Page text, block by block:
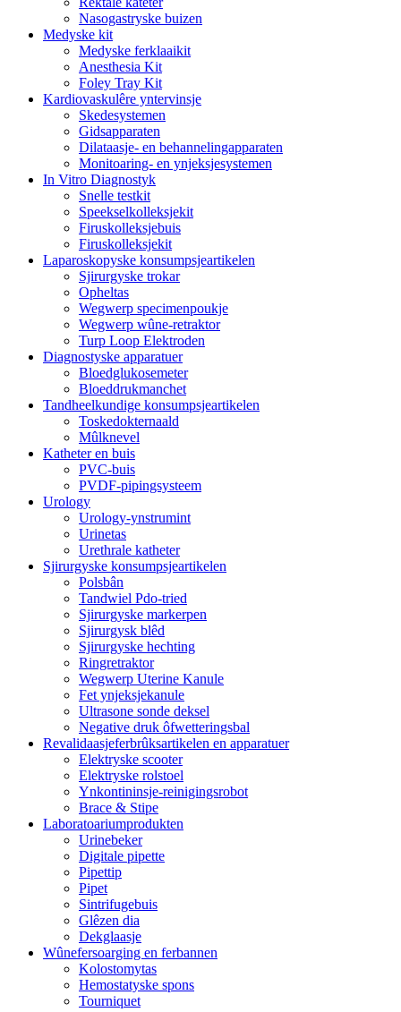
Nasogastryske buizen
Medyske kit
Medyske ferklaaikit
Anesthesia Kit
Foley Tray Kit
Kardiovaskulêre yntervinsje
Skedesystemen
Gidsapparaten
Dilataasje- en behannelingapparaten
Monitoaring- en ynjeksjesystemen
In Vitro Diagnostyk
Snelle testkit
Speekselkolleksjekit
Firuskolleksjebuis
Firuskolleksjekit
Laparoskopyske konsumpsjeartikelen
Sjirurgyske trokar
Opheltas
Wegwerp specimenpoukje
Wegwerp wûne-retraktor
Turp Loop Elektroden
Diagnostyske apparatuer
Bloedglukosemeter
Bloeddrukmanchet
Tandheelkundige konsumpsjeartikelen
Toskedokternaald
Mûlknevel
Katheter en buis
PVC-buis
PVDF-pipingsysteem
Urology
Urology-ynstrumint
Urinetas
Urethrale katheter
Sjirurgyske konsumpsjeartikelen
Polsbân
Tandwiel Pdo-tried
Sjirurgyske markerpen
Sjirurgysk blêd
Sjirurgyske hechting
Ringretraktor
Wegwerp Uterine Kanule
Fet ynjeksjekanule
Ultrasone sonde deksel
Negative druk ôfwetteringsbal
Revalidaasjeferbrûksartikelen en apparatuer
Elektryske scooter
Elektryske rolstoel
Ynkontininsje-reinigingsrobot
Brace & Stipe
Laboratoariumprodukten
Urinebeker
Digitale pipette
Pipettip
Pipet
Sintrifugebuis
Glêzen dia
Dekglaasje
Wûnefersoarging en ferbannen
Kolostomytas
Hemostatyske spons
Tourniquet